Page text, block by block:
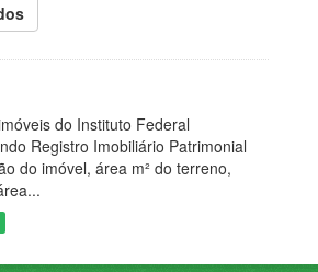
do Instituto Federal
Registro Imobiliário Patrimonial
do imóvel, área m² do terreno,